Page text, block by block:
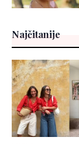
Najčitanije